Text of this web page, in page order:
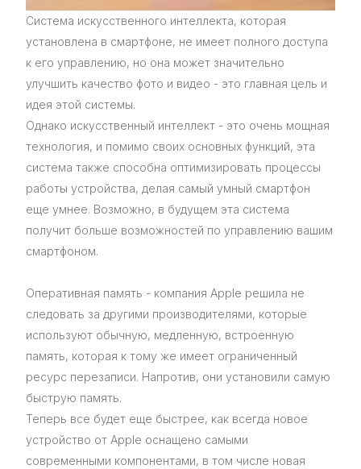
Система искусственного интеллекта, которая
установлена в смартфоне, не имеет полного доступа
к его управлению, но она может значительно
улучшить качество фото и видео - это главная цель и
идея этой системы.
Однако искусственный интеллект - это очень мощная
технология, и помимо своих основных функций, эта
система также способна оптимизировать процессы
работы устройства, делая самый умный смартфон
еще умнее. Возможно, в будущем эта система
получит больше возможностей по управлению вашим
смартфоном.
Оперативная память - компания Apple решила не
следовать за другими производителями, которые
используют обычную, медленную, встроенную
память, которая к тому же имеет ограниченный
ресурс перезаписи. Напротив, они установили самую
быструю память.
Теперь все будет еще быстрее, как всегда новое
устройство от Apple оснащено самыми
современными компонентами, в том числе новая